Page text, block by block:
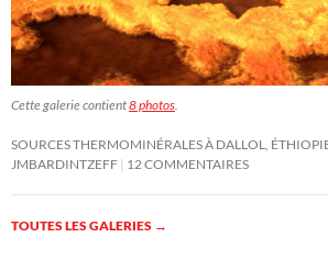
Cette galerie contient8 photos.
SOURCES THERMOMINÉRALES À DALLOL,
JMBARDINTZEFF 12 COMMENTAIRES
TOUTES LES GALERIES →